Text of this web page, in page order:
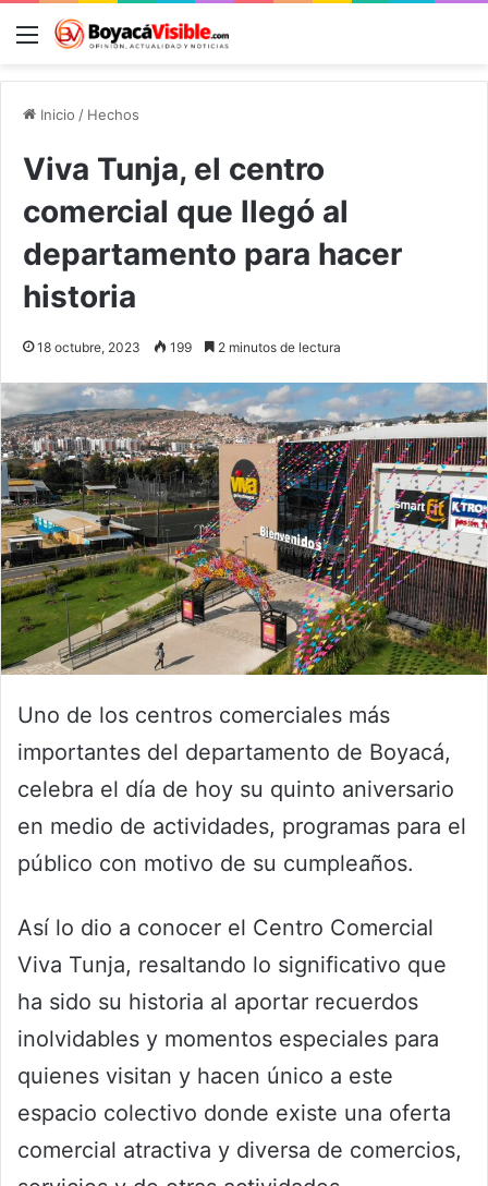
Menú
Inicio / Hechos
Viva Tunja, el centro
comercial que llegó al
departamento para hacer
historia
18 octubre, 2023 199 2 minutos de lectura
Uno de los centros comerciales más
importantes del departamento de Boyacá,
celebra el día de hoy su quinto aniversario
en medio de actividades, programas para el
público con motivo de su cumpleaños.
Así lo dio a conocer el Centro Comercial
Viva Tunja, resaltando lo significativo que
ha sido su historia al aportar recuerdos
inolvidables y momentos especiales para
quienes visitan y hacen único a este
espacio colectivo donde existe una oferta
comercial atractiva y diversa de comercios,